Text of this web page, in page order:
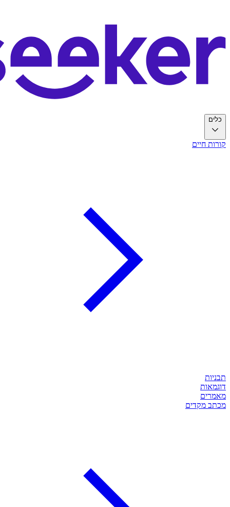
כלים
קורות חיים
תבניות
דוגמאות
מאמרים
מכתב מקדים